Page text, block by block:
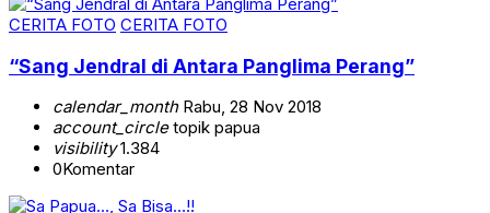
CERITA FOTO CERITA FOTO
“Sang Jendral di Antara Panglima Perang”
calendar_monthRabu, 28 Nov 2018
account_circletopik papua
visibility1.384
0Komentar